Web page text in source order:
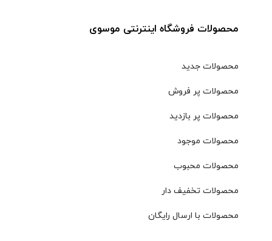
محصولات فروشگاه اینترنتی موسوی
محصولات جدید
محصولات پر فروش
محصولات پر بازدید
محصولات موجود
محصولات محبوب
محصولات تخفیف دار
محصولات با ارسال رایگان